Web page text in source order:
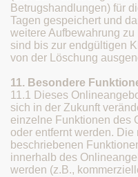
Betrugshandlungen) für
Tagen gespeichert und
weitere Aufbewahrung
sind bis zur endgültigen
von der Löschung
11. Besondere
11.1 Dieses
sich in der Zukunft
einzelne Funktionen des
oder entfernt werden.
beschriebenen
innerhalb des
werden (z.B.,